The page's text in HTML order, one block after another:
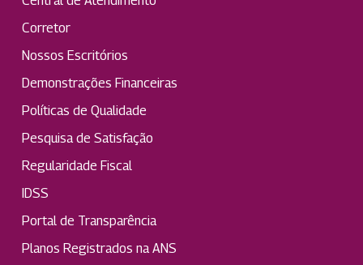
Corretor
Nossos Escritórios
Demonstrações Financeiras
Políticas de Qualidade
Pesquisa de Satisfação
Regularidade Fiscal
IDSS
Portal de Transparência
Planos Registrados na ANS